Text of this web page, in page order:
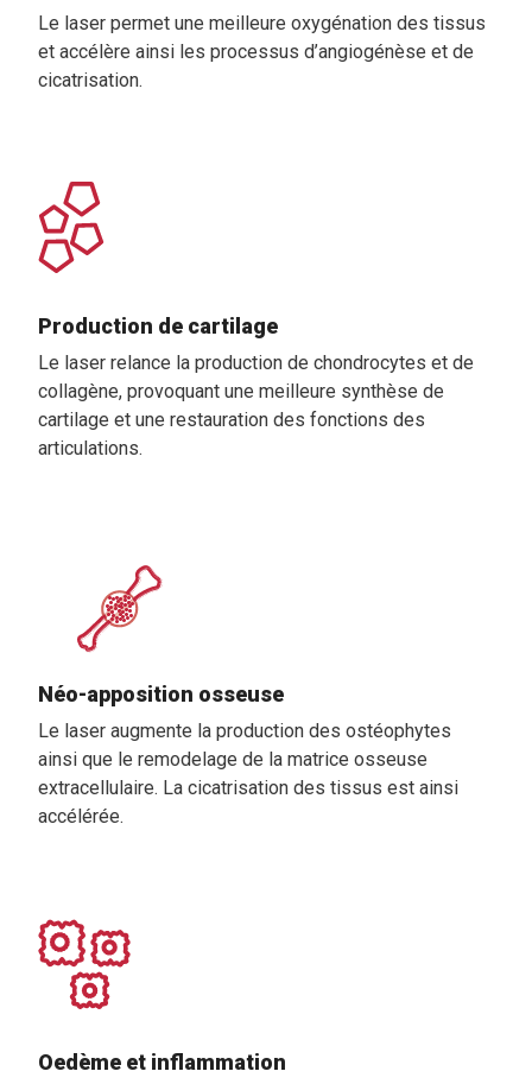
Le laser permet une meilleure oxygénation des tissus
et accélère ainsi les processus d’angiogénèse et de
cicatrisation.
Production de cartilage
Le laser relance la production de chondrocytes et de
collagène, provoquant une meilleure synthèse de
cartilage et une restauration des fonctions des
articulations.
Néo-apposition osseuse
Le laser augmente la production des ostéophytes
ainsi que le remodelage de la matrice osseuse
extracellulaire. La cicatrisation des tissus est ainsi
accélérée.
Oedème et inflammation